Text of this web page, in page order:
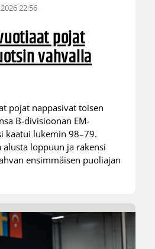
22:56
pojat
vahvalla
pojat nappasivat toisen
B-divisioonan EM-
kaatui lukemin 98–79.
loppuun ja rakensi
ensimmäisen puoliajan